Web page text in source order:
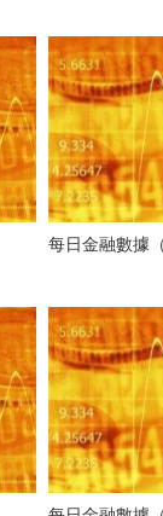
每日金融數據